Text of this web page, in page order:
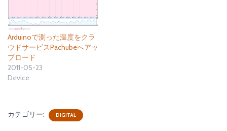
Arduinoで測った温度をクラ
ウドサービスPachubeへアッ
プロード
2011-05-23
Device
カテゴリー: DIGITAL